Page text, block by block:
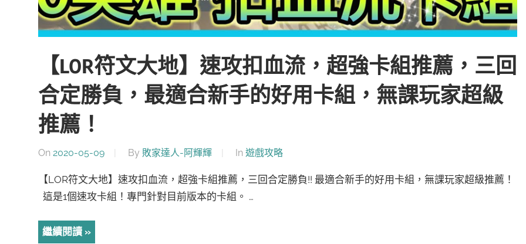
【LOR符文大地】速攻扣血流，超強卡組推薦，三回
合定勝負，最適合新手的好用卡組，無課玩家超級
推薦！
On 2020-05-09 By 敗家達人-阿輝輝 In 遊戲攻略
【LOR符文大地】速攻扣血流，超強卡組推薦，三回合定勝負!! 最適合新手的好用卡組，無課玩家超級推薦！
這是1個速攻卡組！專門針對目前版本的卡組。 …
繼續閱讀